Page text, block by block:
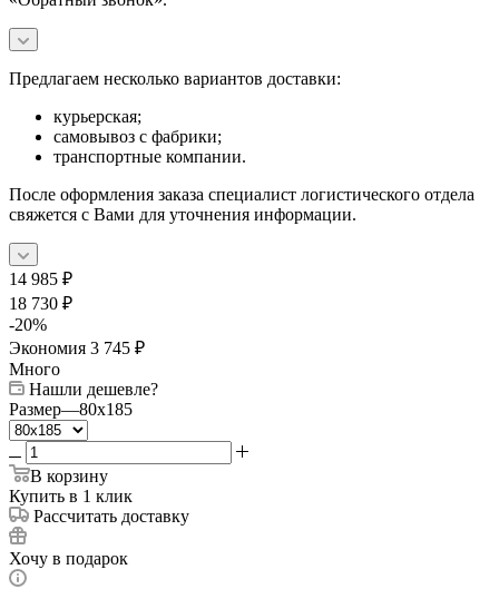
Предлагаем несколько вариантов доставки:
курьерская;
самовывоз с фабрики;
транспортные компании.
После оформления заказа специалист логистического отдела
свяжется с Вами для уточнения информации.
14 985 ₽
18 730 ₽
-20%
Экономия 3 745 ₽
Много
Нашли дешевле?
Размер—80x185
В корзину
Купить в 1 клик
Рассчитать доставку
Хочу в подарок